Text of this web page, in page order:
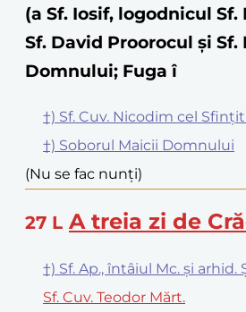
(a Sf. Iosif, logodnicul Sf.
Sf. David Proorocul și Sf.
Domnului; Fuga î
†) Sf. Cuv. Nicodim cel
†) Soborul Maicii Domnului
(Nu se fac nunți)
27 L A treia zi de
†) Sf. Ap., întâiul Mc. și arhid.
Sf. Cuv. Teodor Mărt.